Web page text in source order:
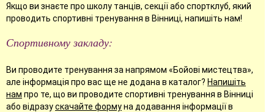
Якщо ви знаєте про школу танців, секції або спортклуб, який
проводить спортивні тренування в Вінниці, напишіть нам!
Спортивному закладу:
Ви проводите тренування за напрямом «Бойові мистецтва»,
але інформація про вас ще не додана в каталог? Напишіть
нам про те, що ви проводите спортивні тренування в Вінниці
або відразускачайте формуна додавання інформації в